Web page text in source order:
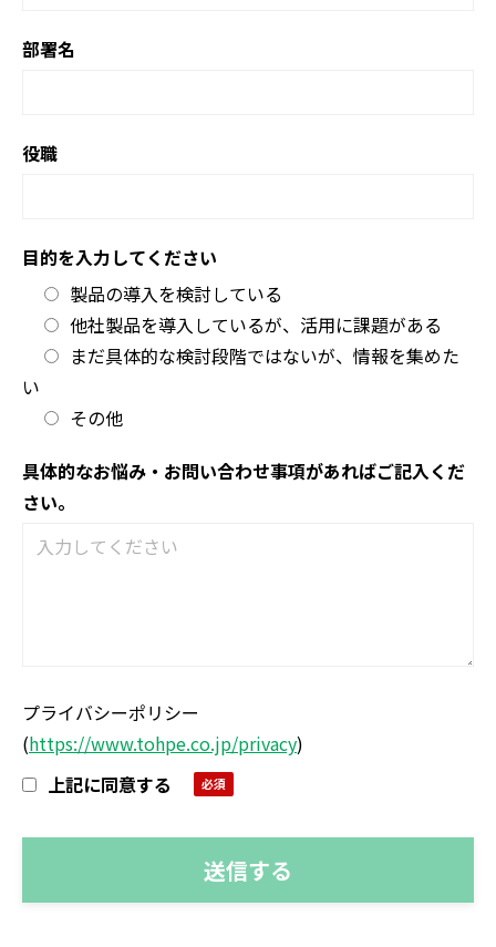
部署名
役職
目的を入力してください
製品の導入を検討している
他社製品を導入しているが、活用に課題がある
まだ具体的な検討段階ではないが、情報を集めた
い
その他
具体的なお悩み・お問い合わせ事項があればご記入くだ
さい。
プライバシーポリシー
(https://www.tohpe.co.jp/privacy)
上記に同意する